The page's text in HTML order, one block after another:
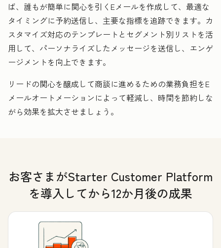
ば、誰もが簡単に関心を引くEメールを作成して、最適な
タイミングに予約送信し、主要な指標を追跡できます。カ
スタマイズ対応のテンプレートとセグメント別リストを活
用して、パーソナライズしたメッセージを送信し、エンゲ
ージメントを向上できます。
リードの関心を醸成して商談に進めるための業務負担をE
メールオートメーションによって軽減し、時間を節約しな
がら効果を拡大させましょう。
お客さまがStarter Customer Platform
を導入してから12か月後の成果